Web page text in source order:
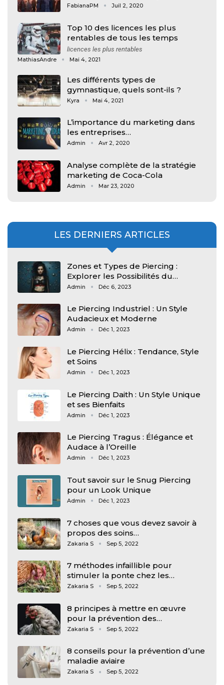
FabianaPM Juil 2, 2020
Top 10 des licences les plus
rentables de tous les temps
licences les plus rentables
MathiasAndre Mai 4, 2021
Les différents types de
gymnastique, quels sont-ils ?
Kyra Mai 4, 2021
L’importance du marketing dans
les entreprises…
Admin Avr 2, 2020
Analyse complète de la stratégie
marketing de Coca-Cola
Admin Mar 23, 2020
LES DERNIERS ARTICLES
Zones et Types de Piercing :
Explorer les Possibilités du…
Admin Déc 6, 2023
Le Piercing Industriel : Un Style
Audacieux et Moderne
Admin Déc 1, 2023
Le Piercing Hélix : Tendance, Style
et Soins
Admin Déc 1, 2023
Le Piercing Daith : Un Style Unique
et ses Bienfaits
Admin Déc 1, 2023
Le Piercing Tragus : Élégance et
Audace à l’Oreille
Admin Déc 1, 2023
Tout savoir sur le Snug Piercing
pour un Look Unique
Admin Déc 1, 2023
7 choses que vous devez savoir à
propos des soins…
Zakaria S Sep 5, 2022
7 méthodes infaillible pour
stimuler la ponte chez les…
Zakaria S Sep 5, 2022
8 principes à mettre en œuvre
pour la prévention des…
Zakaria S Sep 5, 2022
8 conseils pour la prévention d’une
maladie aviaire
Zakaria S Sep 5, 2022